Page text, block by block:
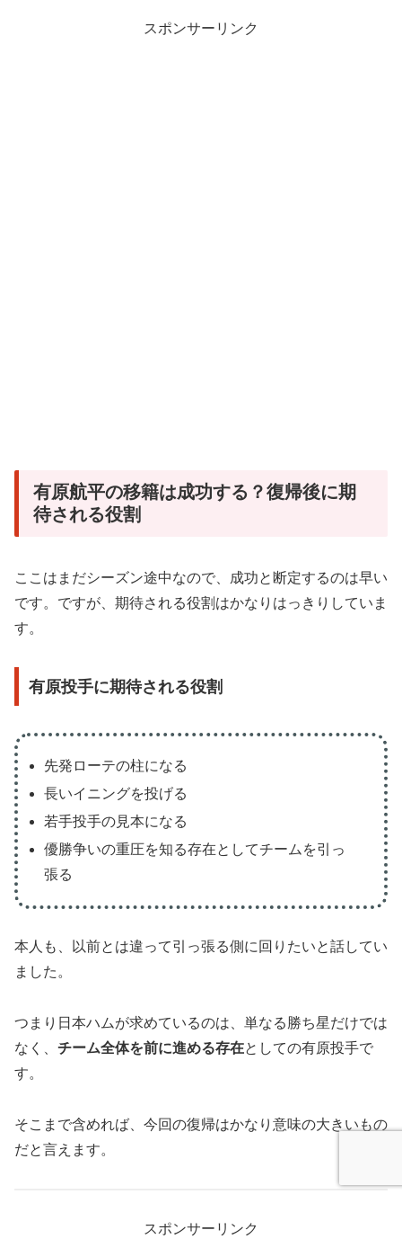
スポンサーリンク
有原航平の移籍は成功する？復帰後に期
待される役割
ここはまだシーズン途中なので、成功と断定するのは早い
です。ですが、期待される役割はかなりはっきりしていま
す。
有原投手に期待される役割
先発ローテの柱になる
長いイニングを投げる
若手投手の見本になる
優勝争いの重圧を知る存在としてチームを引っ
張る
本人も、以前とは違って引っ張る側に回りたいと話してい
ました。
つまり日本ハムが求めているのは、単なる勝ち星だけでは
なく、 チーム全体を前に進める存在としての有原投手で
す。
そこまで含めれば、今回の復帰はかなり意味の大きいもの
だと言えます。
スポンサーリンク